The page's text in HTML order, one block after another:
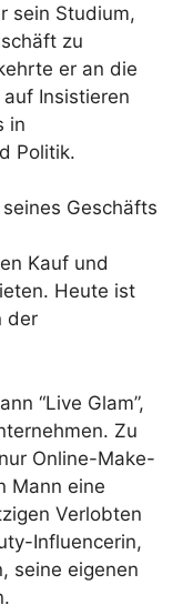
sein Studium,
zu
er an die
Insistieren
in
Politik.
Geschäfts
Kauf und
Heute ist
der
“Live Glam”,
Zu
Online-Make-
Mann eine
Verlobten
Influencerin,
seine eigenen